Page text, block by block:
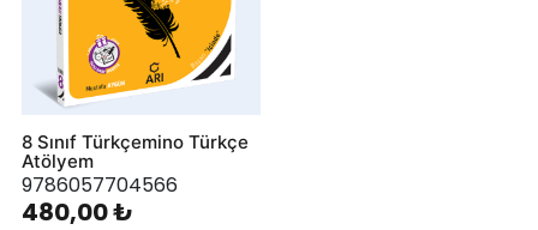
8 Sınıf Türkçemino Türkçe
Atölyem
9786057704566
480,00 ₺